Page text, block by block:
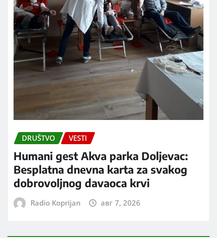
DRUŠTVO VESTI
Humani gest Akva parka Doljevac:
Besplatna dnevna karta za svakog
dobrovoljnog davaoca krvi
Radio Koprijan авг 7, 2026